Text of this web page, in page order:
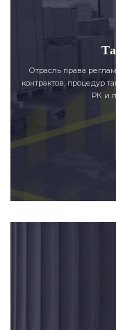
Отрасль права
контрактов, процедур
РК и